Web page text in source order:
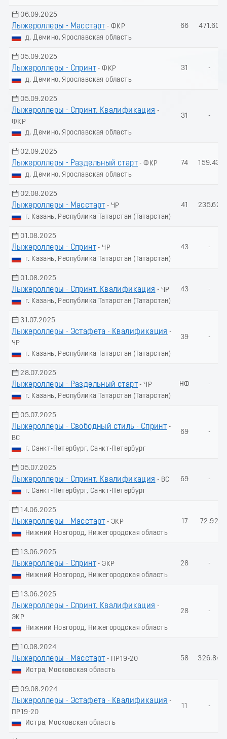
06.09.2025
Лыжероллеры - Масстарт - ФКР
д. Демино, Ярославская область
66 471.60
05.09.2025
Лыжероллеры - Спринт - ФКР
д. Демино, Ярославская область
31 -
05.09.2025
Лыжероллеры - Спринт. Квалификация -
ФКР
д. Демино, Ярославская область
31 -
02.09.2025
Лыжероллеры - Раздельный старт - ФКР
д. Демино, Ярославская область
74 159.43
02.08.2025
Лыжероллеры - Масстарт - ЧР
г. Казань, Республика Татарстан (Татарстан)
41 235.62
01.08.2025
Лыжероллеры - Спринт - ЧР
г. Казань, Республика Татарстан (Татарстан)
43 -
01.08.2025
Лыжероллеры - Спринт. Квалификация - ЧР
г. Казань, Республика Татарстан (Татарстан)
43 -
31.07.2025
Лыжероллеры - Эстафета - Квалификация -
ЧР
г. Казань, Республика Татарстан (Татарстан)
39 -
28.07.2025
Лыжероллеры - Раздельный старт - ЧР
г. Казань, Республика Татарстан (Татарстан)
НФ -
05.07.2025
Лыжероллеры - Свободный стиль - Спринт -
ВС
г. Санкт-Петербург, Санкт-Петербург
69 -
05.07.2025
Лыжероллеры - Спринт. Квалификация - ВС
г. Санкт-Петербург, Санкт-Петербург
69 -
14.06.2025
Лыжероллеры - Масстарт - ЭКР
Нижний Новгород, Нижегородская область
17 72.92
13.06.2025
Лыжероллеры - Спринт - ЭКР
Нижний Новгород, Нижегородская область
28 -
13.06.2025
Лыжероллеры - Спринт. Квалификация -
ЭКР
Нижний Новгород, Нижегородская область
28 -
10.08.2024
Лыжероллеры - Масстарт - ПР19-20
Истра, Московская область
58 326.84
09.08.2024
Лыжероллеры - Эстафета - Квалификация -
ПР19-20
Истра, Московская область
11 -